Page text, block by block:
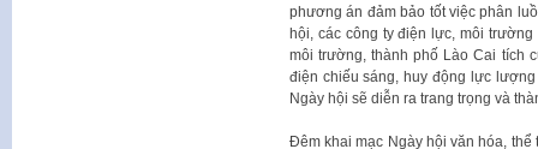
phương án đảm bảo tốt việc phân
hội, các công ty điện lực, môi
môi trường, thành phố Lào Cai tích
điện chiếu sáng, huy động lực
Ngày hội sẽ diễn ra trang trọng và
Đêm khai mạc Ngày hội văn hóa,